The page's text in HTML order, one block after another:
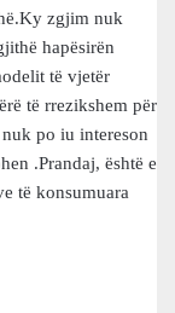
zgjim nuk
hapësirën
të vjetër
të rrezikshem për
po iu intereson
.Prandaj, është e
të konsumuara